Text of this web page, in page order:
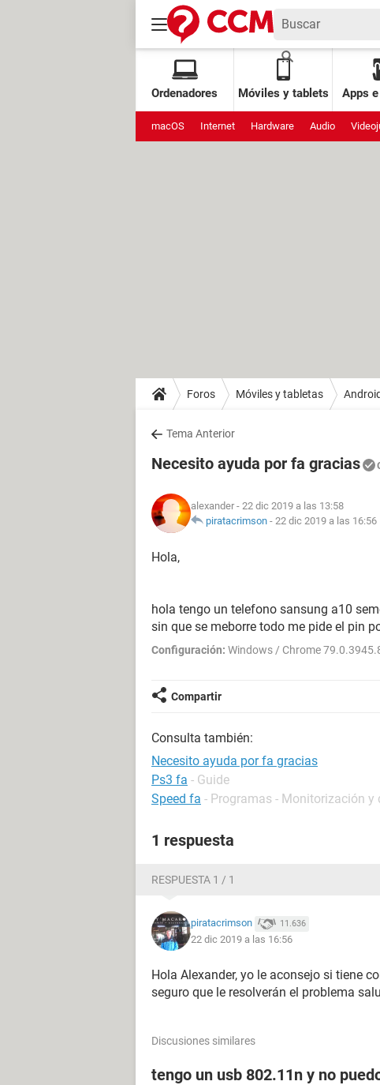
Ordenadores Móviles y tablets Apps
macOS Internet Hardware Audio
Foros Móviles y tabletas
Tema Anterior
Necesito ayuda por fa gracias
alexander - 22 dic 2019 a las 13:58
piratacrimson - 22 dic 2019 a las 16:56
Hola,
hola tengo un telefono sansung a10
sin que se meborre todo me pide el pin
Configuración: Windows / Chrome
Compartir
Consulta también:
Necesito ayuda por fa gracias
Ps3 fa - Guide
Speed fa - Programas - Monitorización y
1 respuesta
RESPUESTA 1 / 1
piratacrimson 11.636
22 dic 2019 a las 16:56
Hola Alexander, yo le aconsejo si tiene
seguro que le resolverán el problema
Discusiones similares
tengo un usb 802.11n y no